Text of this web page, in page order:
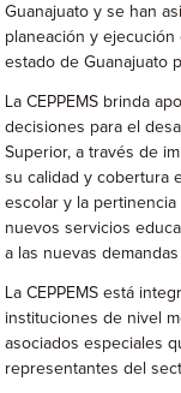
Guanajuato y se han
planeación y ejecución
estado de Guanajuato
La CEPPEMS brinda
decisiones para el
Superior, a través de
su calidad y cobertura
escolar y la
nuevos servicios
a las nuevas
La CEPPEMS está
instituciones de nivel
asociados especiales
representantes del